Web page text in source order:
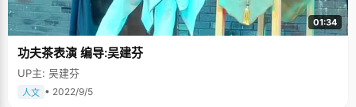
01:34
功夫茶表演 编导:吴建芬
UP主: 吴建芬
人文 • 2022/9/5